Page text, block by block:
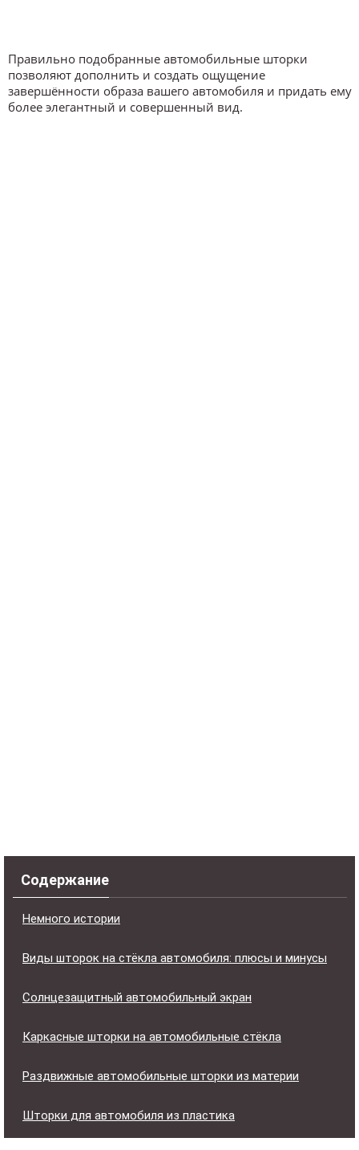
Правильно подобранные автомобильные шторки
позволяют дополнить и создать ощущение
завершённости образа вашего автомобиля и придать ему
более элегантный и совершенный вид.
Содержание
Немного истории
Виды шторок на стёкла автомобиля: плюсы и минусы
Солнцезащитный автомобильный экран
Каркасные шторки на автомобильные стёкла
Раздвижные автомобильные шторки из материи
Шторки для автомобиля из пластика